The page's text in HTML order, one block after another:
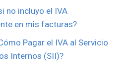
no incluyo el IVA
en mis facturas?
Pagar el IVA al Servicio
Internos (SII)?